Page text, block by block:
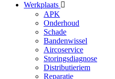
Werkplaats
APK
Onderhoud
Schade
Bandenwissel
Aircoservice
Storingsdiagnose
Distributieriem
Reparatie